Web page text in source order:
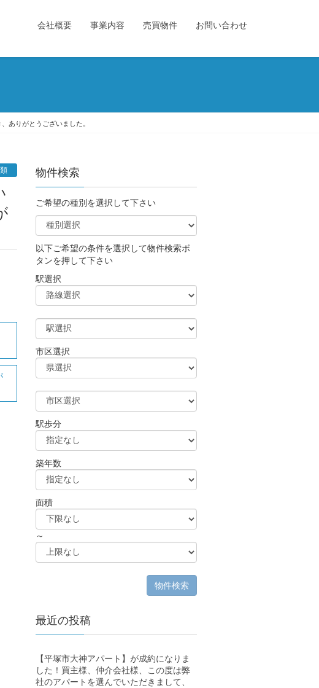
会社概要 事業内容 売買物件 お問い合わせ
ありがとうございました。
物件検索
ご希望の種別を選択して下さい
以下ご希望の条件を選択して物件検索ボ
タンを押して下さい
駅選択
市区選択
駅歩分
築年数
面積
～
最近の投稿
【平塚市大神アパート】が成約になりま
した！買主様、仲介会社様、この度は弊
社のアパートを選んでいただきまして、